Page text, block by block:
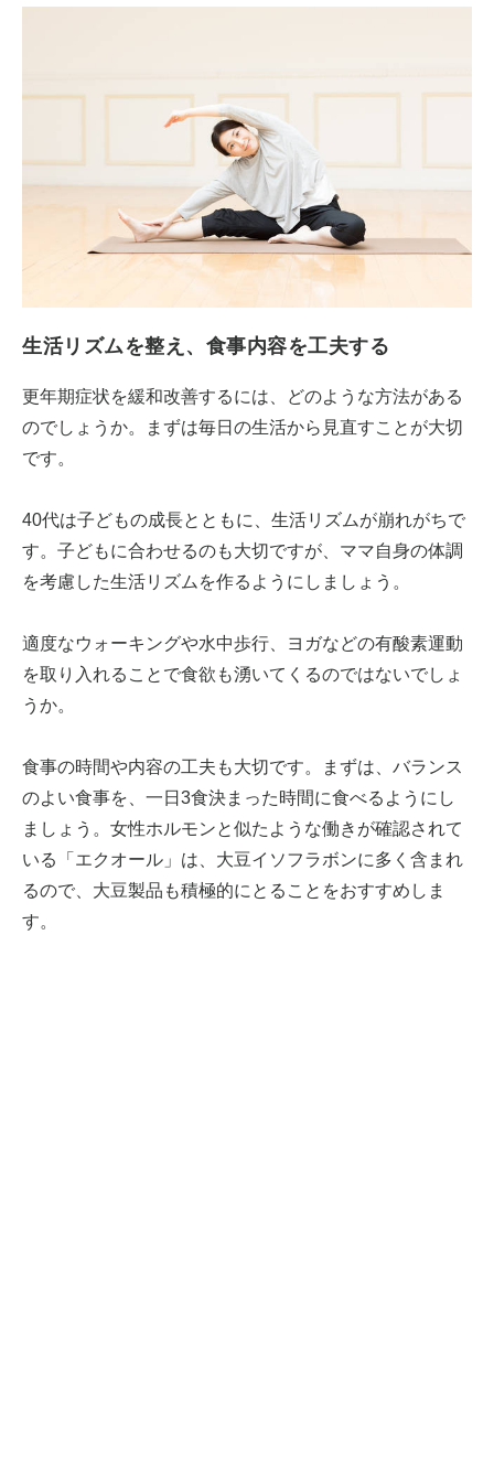
生活リズムを整え、食事内容を工夫する
更年期症状を緩和改善するには、どのような方法がある
のでしょうか。まずは毎日の生活から見直すことが大切
です。
40代は子どもの成長とともに、生活リズムが崩れがちで
す。子どもに合わせるのも大切ですが、ママ自身の体調
を考慮した生活リズムを作るようにしましょう。
適度なウォーキングや水中歩行、ヨガなどの有酸素運動
を取り入れることで食欲も湧いてくるのではないでしょ
うか。
食事の時間や内容の工夫も大切です。まずは、バランス
のよい食事を、一日3食決まった時間に食べるようにし
ましょう。女性ホルモンと似たような働きが確認されて
いる「エクオール」は、大豆イソフラボンに多く含まれ
るので、大豆製品も積極的にとることをおすすめしま
す。